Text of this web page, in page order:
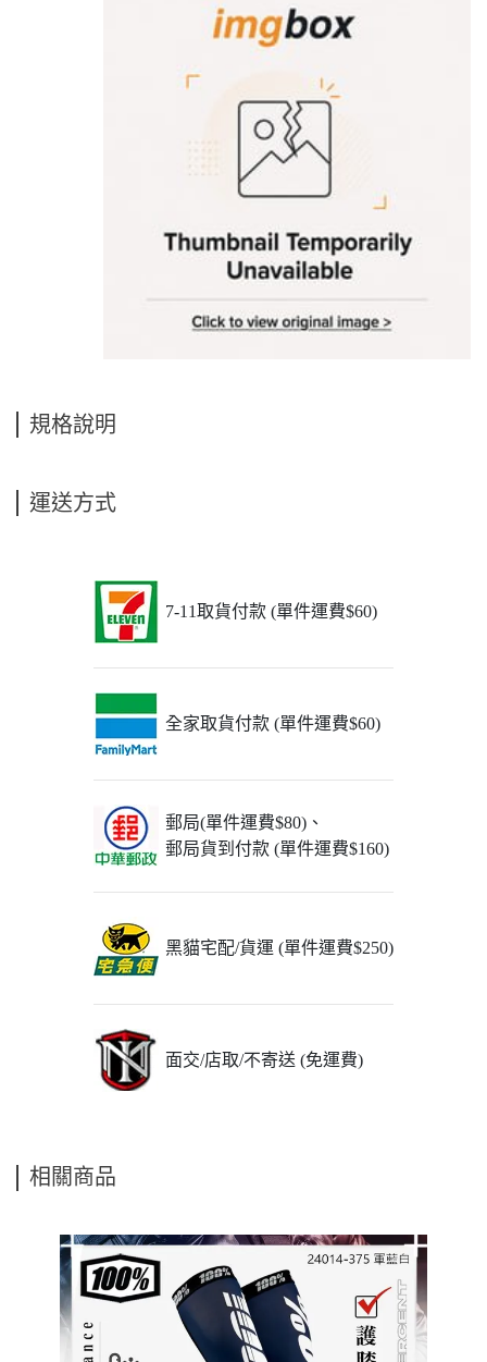
規格說明
運送方式
7-11取貨付款 (單件運費$60)
全家取貨付款 (單件運費$60)
郵局(單件運費$80)、
郵局貨到付款 (單件運費$160)
黑貓宅配/貨運 (單件運費$250)
面交/店取/不寄送 (免運費)
相關商品